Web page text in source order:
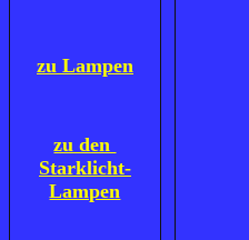
zu Lampen
zu den
Starklicht-
Lampen